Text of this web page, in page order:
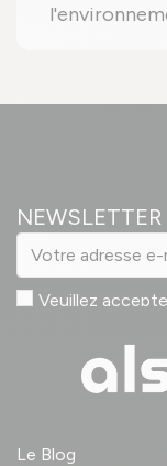
NEWSLETTER
Veuillez
Le Blog